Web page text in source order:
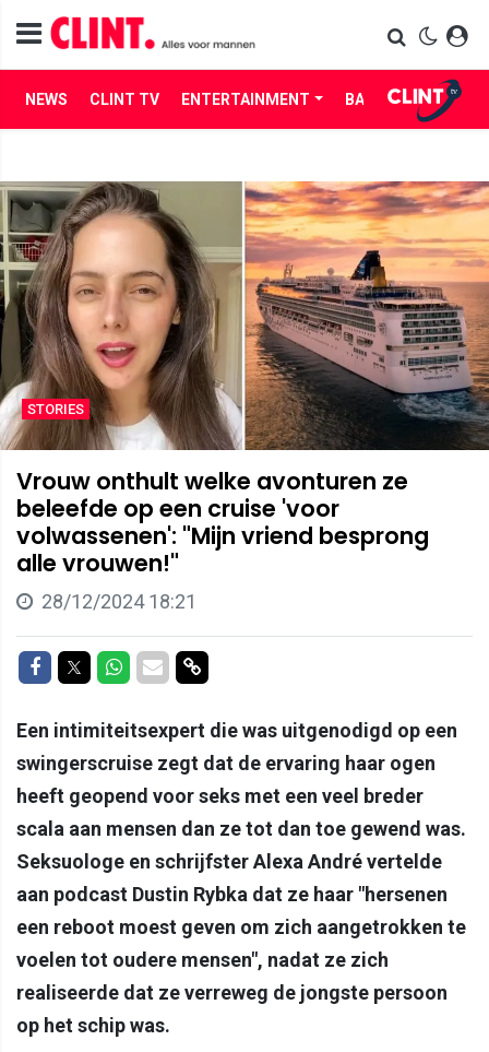
NEWS CLINT TV ENTERTAINMENT BABES LIFE
STORIES
Vrouw onthult welke avonturen ze
beleefde op een cruise 'voor
volwassenen': "Mijn vriend besprong
alle vrouwen!"
28/12/2024 18:21
Delen op Facebook
Delen op Twitter
Delen op Whatsapp
Delen via Mail
Delen via link
Een intimiteitsexpert die was uitgenodigd op een
swingerscruise zegt dat de ervaring haar ogen
heeft geopend voor seks met een veel breder
scala aan mensen dan ze tot dan toe gewend was.
Seksuologe en schrijfster Alexa André vertelde
aan podcast Dustin Rybka dat ze haar "hersenen
een reboot moest geven om zich aangetrokken te
voelen tot oudere mensen", nadat ze zich
realiseerde dat ze verreweg de jongste persoon
op het schip was.